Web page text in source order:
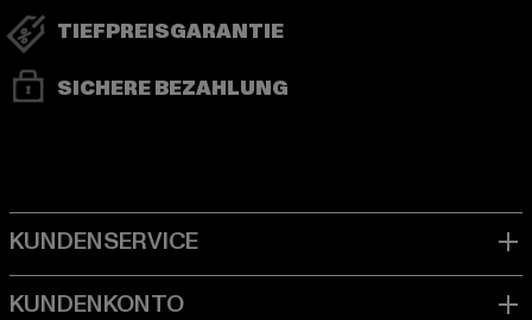
TIEFPREISGARANTIE
SICHERE BEZAHLUNG